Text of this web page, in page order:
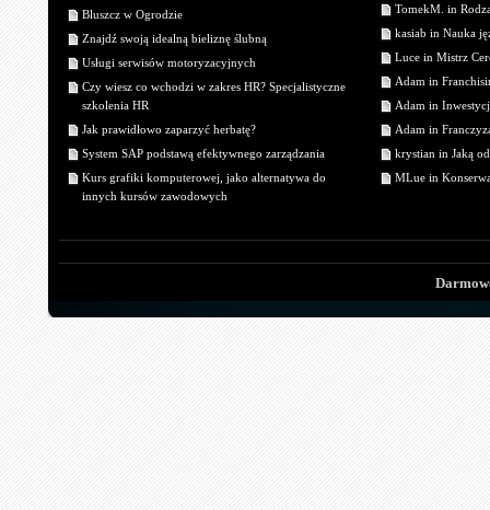
Bluszcz w Ogrodzie
Znajdź swoją idealną bieliznę ślubną
Usługi serwisów motoryzacyjnych
Czy wiesz co wchodzi w zakres HR? Specjalistyczne
szkolenia HR
Jak prawidłowo zaparzyć herbatę?
System SAP podstawą efektywnego zarządzania
Kurs grafiki komputerowej, jako alternatywa do
innych kursów zawodowych
TomekM. in
kasiab in Nauka
Luce in Mistrz
Adam in
Adam in
Adam in
krystian in Jaką
MLue in